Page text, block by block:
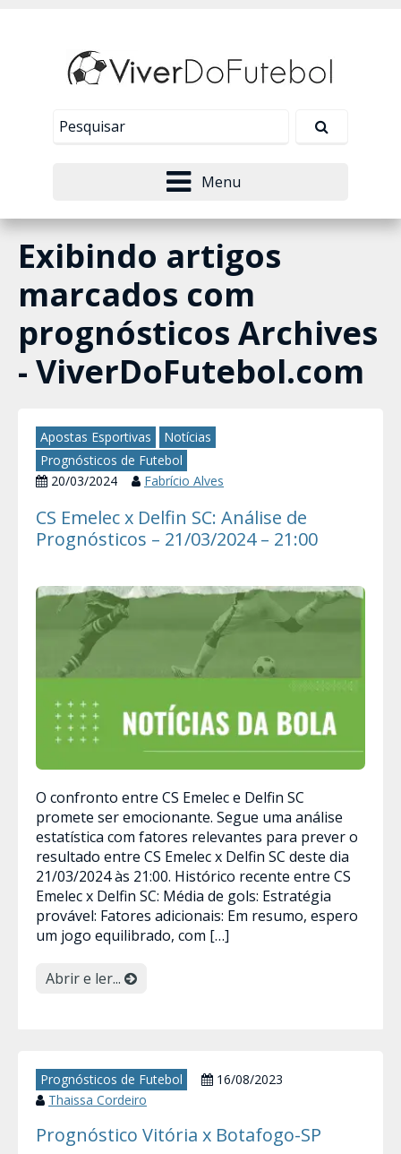
Menu
Exibindo artigos
marcados com
prognósticos Archives
- ViverDoFutebol.com
Apostas Esportivas
Notícias
Prognósticos de Futebol
20/03/2024
Fabrício Alves
CS Emelec x Delfin SC: Análise de
Prognósticos – 21/03/2024 – 21:00
O confronto entre CS Emelec e Delfin SC
promete ser emocionante. Segue uma análise
estatística com fatores relevantes para prever o
resultado entre CS Emelec x Delfin SC deste dia
21/03/2024 às 21:00. Histórico recente entre CS
Emelec x Delfin SC: Média de gols: Estratégia
provável: Fatores adicionais: Em resumo, espero
um jogo equilibrado, com […]
Abrir e ler...
Prognósticos de Futebol
16/08/2023
Thaissa Cordeiro
Prognóstico Vitória x Botafogo-SP